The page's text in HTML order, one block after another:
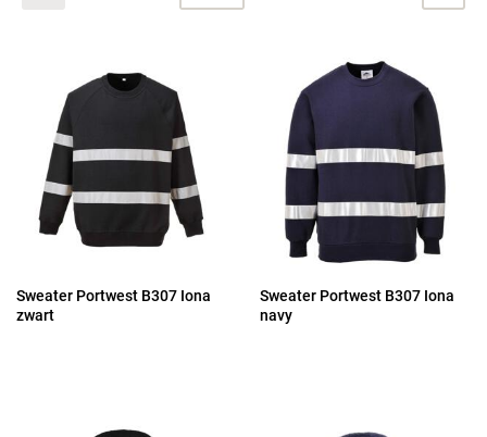
Sweater Portwest B307 Iona
zwart
Sweater Portwest B307 Iona
navy